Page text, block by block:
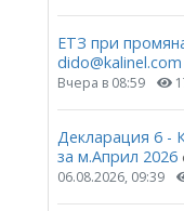
ЕТЗ при
dido@kalinel.com
Вчера в 08:59
Декларация 6 -
за м.Април 2026
06.08.2026, 09:39